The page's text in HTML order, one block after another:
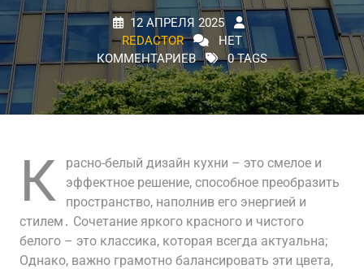
12 АПРЕЛЯ 2025
REDACTOR
НЕТ
КОММЕНТАРИЕВ
0 TAGS
К
расно-белый дизайн кухни – это смелое и
эффектное решение, способное преобразить
пространство, наполнив его энергией и
стилем․ Сочетание яркого красного и чистого
белого – это классика, которая всегда актуальна;
Однако, важно грамотно балансировать эти цвета,